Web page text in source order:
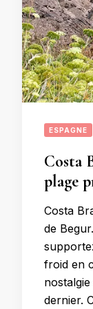
ESPAGNE
Costa
plage
Costa
de
froid en
dernier.